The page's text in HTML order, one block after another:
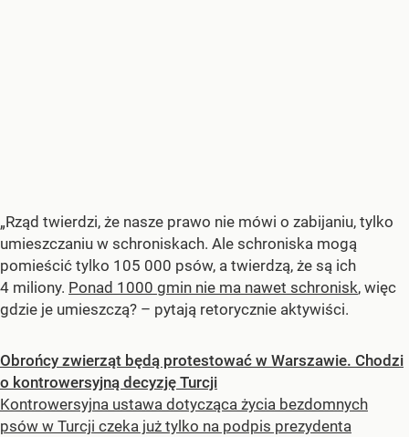
„Rząd twierdzi, że nasze prawo nie mówi o zabijaniu, tylko
umieszczaniu w schroniskach. Ale schroniska mogą
pomieścić tylko 105 000 psów, a twierdzą, że są ich
4 miliony. Ponad 1000 gmin nie ma nawet schronisk, więc
gdzie je umieszczą? – pytają retorycznie aktywiści.
Obrońcy zwierząt będą protestować w Warszawie. Chodzi
o kontrowersyjną decyzję Turcji
Kontrowersyjna ustawa dotycząca życia bezdomnych
psów w Turcji czeka już tylko na podpis prezydenta